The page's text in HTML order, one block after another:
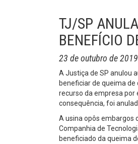
TJ/SP
BENEFÍCIO
23 de outubro de 2019
A Justiça de SP anulou
beneficiar de queima de
recurso da empresa por
consequência, foi
A usina opôs embargos
Companhia de
beneficiado da queima